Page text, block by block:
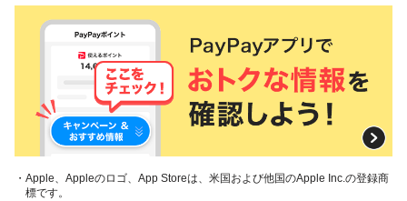
・Apple、Appleのロゴ、App Storeは、米国および他国のApple Inc.の登録商
標です。